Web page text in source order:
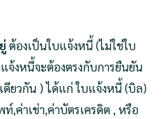
ต้องเป็นใบแจ้งหนี้ (ไม่ใช่ใบ
จ้งหนี้จะต้องตรงกับการยืนยัน
ยวกัน ) ได้แก่ ใบแจ้งหนี้ (บิล)
,ค่าเช่า,ค่าบัตรเครดิต , หรือ